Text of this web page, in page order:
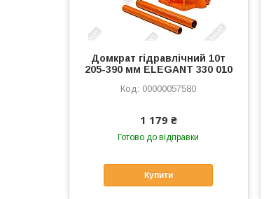
Домкрат гідравлічний 10т
205-390 мм ELEGANT 330 010
00000057580
1 179 ₴
Готово до відправки
Купити